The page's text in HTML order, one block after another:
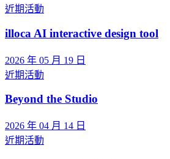
近期活動
illoca AI interactive design tool
2026 年 05 月 19 日
近期活動
Beyond the Studio
2026 年 04 月 14 日
近期活動